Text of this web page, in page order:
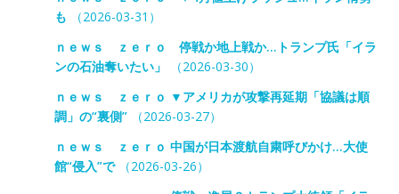
も （2026-03-31）
ｎｅｗｓ ｚｅｒｏ 停戦か地上戦か…トランプ氏「イラ
ンの石油奪いたい」
（2026-03-30）
ｎｅｗｓ ｚｅｒｏ ▼アメリカが攻撃再延期「協議は順
調」の“裏側”（2026-03-27）
ｎｅｗｓ ｚｅｒｏ 中国が日本渡航自粛呼びかけ…大使
館“侵入”で（2026-03-26）